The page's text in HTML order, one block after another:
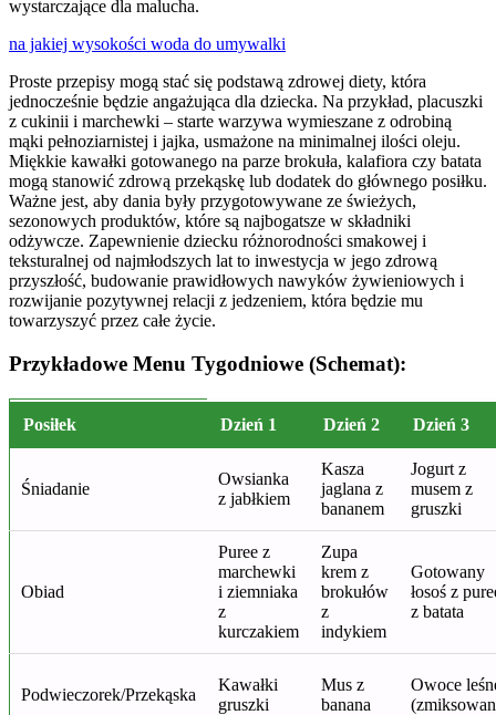
wystarczające dla malucha.
na jakiej wysokości woda do umywalki
Proste przepisy mogą stać się podstawą zdrowej diety, która
jednocześnie będzie angażująca dla dziecka. Na przykład, placuszki
z cukinii i marchewki – starte warzywa wymieszane z odrobiną
mąki pełnoziarnistej i jajka, usmażone na minimalnej ilości oleju.
Miękkie kawałki gotowanego na parze brokuła, kalafiora czy batata
mogą stanowić zdrową przekąskę lub dodatek do głównego posiłku.
Ważne jest, aby dania były przygotowywane ze świeżych,
sezonowych produktów, które są najbogatsze w składniki
odżywcze. Zapewnienie dziecku różnorodności smakowej i
teksturalnej od najmłodszych lat to inwestycja w jego zdrową
przyszłość, budowanie prawidłowych nawyków żywieniowych i
rozwijanie pozytywnej relacji z jedzeniem, która będzie mu
towarzyszyć przez całe życie.
Przykładowe Menu Tygodniowe (Schemat):
Posiłek Dzień 1 Dzień 2 Dzień 3
Śniadanie
Owsianka
z jabłkiem
Kasza
jaglana z
bananem
Jogurt z
musem z
gruszki
Obiad
Puree z
marchewki
i ziemniaka
z
kurczakiem
Zupa
krem z
brokułów
z
indykiem
Gotowany
łosoś z
z batata
Podwieczorek/Przekąska
Kawałki
gruszki
Mus z
banana
Owoce